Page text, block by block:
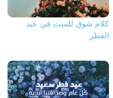
كلام شوق للميت في عيد
الفطر